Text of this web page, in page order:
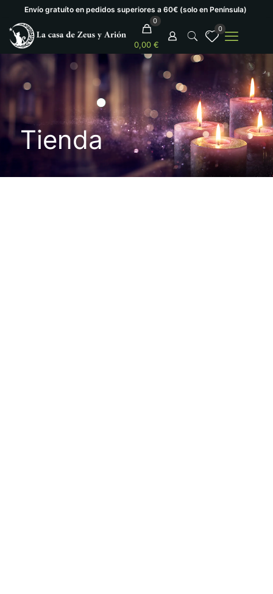
Envío gratuíto en pedidos superiores a 60€ (solo en Península)
0
0,00 €
0
Tienda